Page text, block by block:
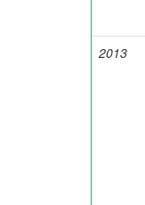
2013